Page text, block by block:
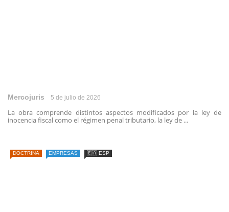
Mercojuris 5 de julio de 2026
La obra comprende distintos aspectos modificados por la ley de
inocencia fiscal como el régimen penal tributario, la ley de ...
DOCTRINA EMPRESAS 🇪🇦 ESP